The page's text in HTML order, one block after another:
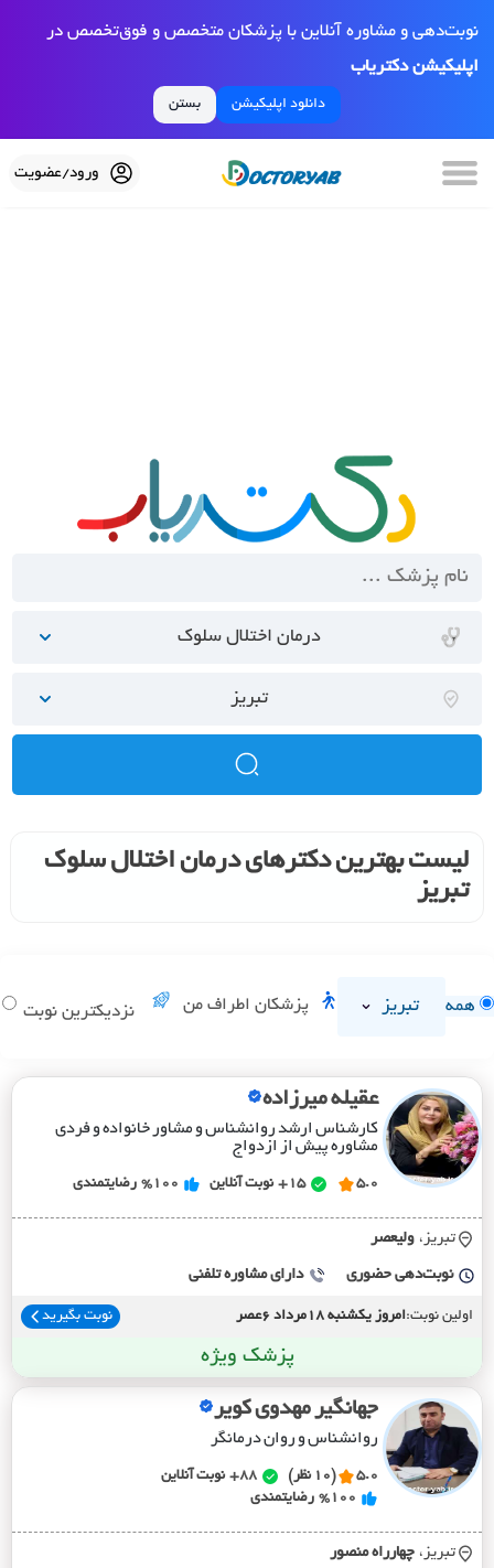
نوبت‌دهی و مشاوره آنلاین با پزشکان متخصص و فوق‌تخصص در
اپلیکیشن دکتریاب
دانلود اپلیکیشن بستن
ورود/عضویت
درمان اختلال سلوک
تبریز
لیست بهترین دکترهای درمان اختلال سلوک
تبریز
همه تبریز پزشکان اطراف من نزدیکترین نوبت
عقیله میرزاده
کارشناس ارشد روانشناس و مشاور خانواده و فردی
مشاوره پیش از ازدواج
5.0
15+ نوبت آنلاین %100 رضایتمندی
تبریز، وليعصر
نوبت‌دهی حضوری دارای مشاوره تلفنی
اولین نوبت:امروز یکشنبه 18مرداد 6عصر نوبت بگیرید
پزشک ویژه
جهانگیر مهدوی کویر
روانشناس و روان درمانگر
5.0 (10 نظر) 88+
نوبت آنلاین
%100 رضایتمندی
تبریز، چهارراه منصور